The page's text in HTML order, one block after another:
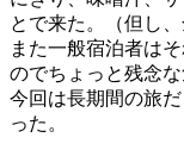
とで来た。（但し
また一般宿泊者は
のでちょっと残念な
今回は長期間の旅
った。